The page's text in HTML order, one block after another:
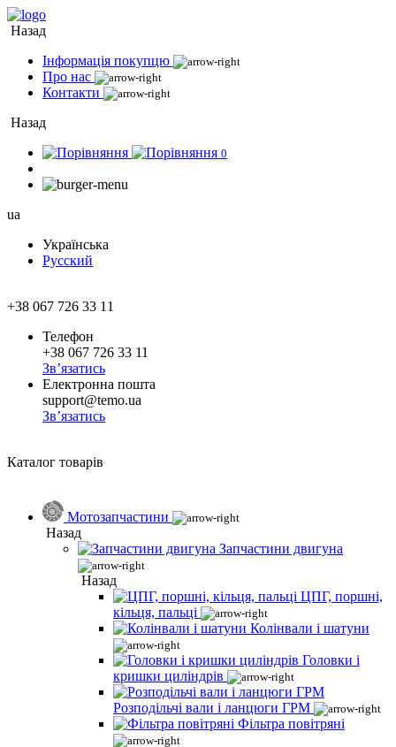
Назад
Інформація покупцю
Про нас
Контакти
Назад
0
ua
Українська
Русский
+38 067 726 33 11
Телефон
+38 067 726 33 11
Зв’язатись
Електронна пошта
support@temo.ua
Зв’язатись
Каталог товарів
Мотозапчастини
Назад
Запчастини двигуна
Назад
ЦПГ, поршні,
кільця, пальці
Колінвали і шатуни
Головки і
кришки циліндрів
Розподільчі вали і ланцюги ГРМ
Фільтра повітряні